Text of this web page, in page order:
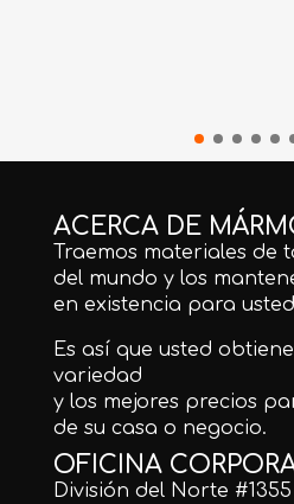
ACERCA DE
Traemos materiales de
del mundo y los
en existencia para
Es así que usted
variedad
y los mejores precios
de su casa o negocio.
OFICINA
División del Norte #1355